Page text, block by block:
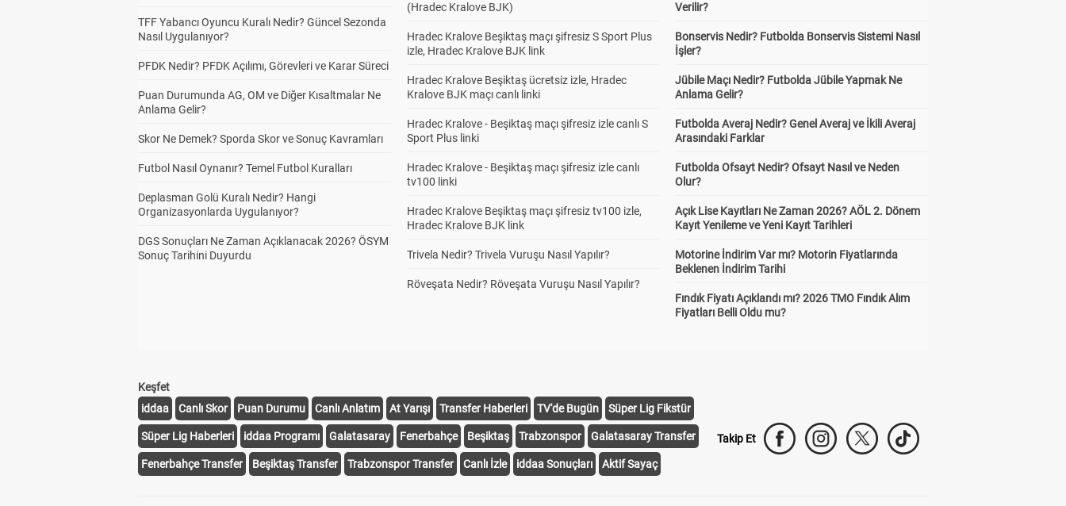
TFF Yabancı Oyuncu Kuralı Nedir? Güncel Sezonda
Nasıl Uygulanıyor?
PFDK Nedir? PFDK Açılımı, Görevleri ve Karar Süreci
Puan Durumunda AG, OM ve Diğer Kısaltmalar Ne
Anlama Gelir?
Skor Ne Demek? Sporda Skor ve Sonuç Kavramları
Futbol Nasıl Oynanır? Temel Futbol Kuralları
Deplasman Golü Kuralı Nedir? Hangi
Organizasyonlarda Uygulanıyor?
DGS Sonuçları Ne Zaman Açıklanacak 2026? ÖSYM
Sonuç Tarihini Duyurdu
(Hradec Kralove BJK)
Hradec Kralove Beşiktaş maçı şifresiz S Sport Plus
izle, Hradec Kralove BJK link
Hradec Kralove Beşiktaş ücretsiz izle, Hradec
Kralove BJK maçı canlı linki
Hradec Kralove - Beşiktaş maçı şifresiz izle canlı S
Sport Plus linki
Hradec Kralove - Beşiktaş maçı şifresiz izle canlı
tv100 linki
Hradec Kralove Beşiktaş maçı şifresiz tv100 izle,
Hradec Kralove BJK link
Trivela Nedir? Trivela Vuruşu Nasıl Yapılır?
Röveşata Nedir? Röveşata Vuruşu Nasıl Yapılır?
Verilir?
Bonservis Nedir? Futbolda Bonservis Sistemi Nasıl
İşler?
Jübile Maçı Nedir? Futbolda Jübile Yapmak Ne
Anlama Gelir?
Futbolda Averaj Nedir? Genel Averaj ve İkili Averaj
Arasındaki Farklar
Futbolda Ofsayt Nedir? Ofsayt Nasıl ve Neden
Olur?
Açık Lise Kayıtları Ne Zaman 2026? AÖL 2. Dönem
Kayıt Yenileme ve Yeni Kayıt Tarihleri
Motorine İndirim Var mı? Motorin Fiyatlarında
Beklenen İndirim Tarihi
Fındık Fiyatı Açıklandı mı? 2026 TMO Fındık Alım
Fiyatları Belli Oldu mu?
Keşfet
iddaa
Canlı Skor Puan Durumu Canlı Anlatım At Yarışı Transfer Haberleri TV'de Bugün Süper Lig Fikstür
Süper Lig Haberleri iddaa Programı Galatasaray Fenerbahçe Beşiktaş Trabzonspor Galatasaray Transfer
Fenerbahçe Transfer Beşiktaş Transfer Trabzonspor Transfer Canlı İzle iddaa Sonuçları Aktif Sayaç
Takip Et